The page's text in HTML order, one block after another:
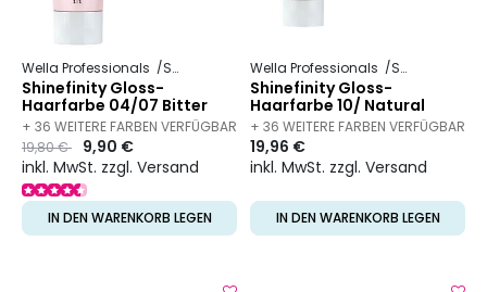
Wella Professionals Shinefinity
Shinefinity Gloss-
Haarfarbe 04/07 Bitter
Chocolate
+ 36 WEITERE FARBEN VERFÜGBAR
Preis
19,80 €to 9,90 €
inkl. MwSt. zzgl. Versand
IN DEN WARENKORB LEGEN
Wella Professionals Shinefinity
Shinefinity Gloss-
Haarfarbe 10/ Natural
Flash
+ 36 WEITERE FARBEN VERFÜGBAR
19,96 €
inkl. MwSt. zzgl. Versand
IN DEN WARENKORB LEGEN